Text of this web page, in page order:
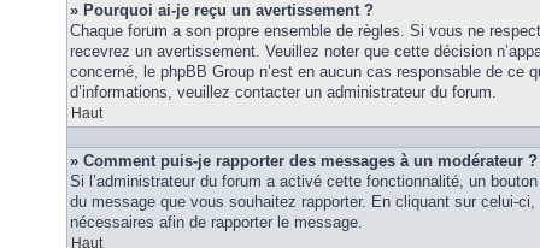
» Pourquoi ai-je reçu un avertissement ?
Chaque forum a son propre ensemble de règles. Si vous ne
recevrez un avertissement. Veuillez noter que cette décision
concerné, le phpBB Group n’est en aucun cas responsable de ce
d’informations, veuillez contacter un administrateur du forum.
Haut
» Comment puis-je rapporter des messages à un modérateur ?
Si l’administrateur du forum a activé cette fonctionnalité, un
du message que vous souhaitez rapporter. En cliquant sur celui-
nécessaires afin de rapporter le message.
Haut